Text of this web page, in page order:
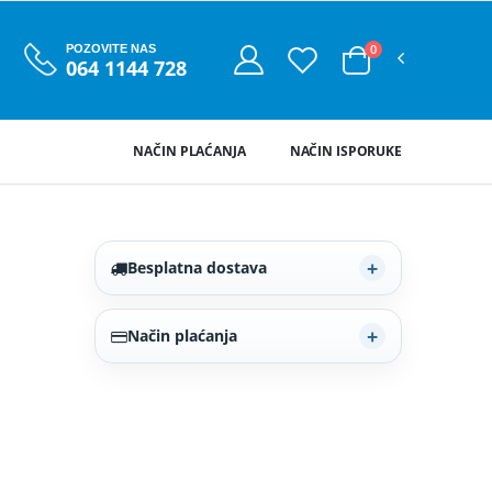
POZOVITE NAS
064 1144 728
0
NAČIN ISPORUKE
NAČIN PLAĆANJA
Besplatna dostava
Način plaćanja